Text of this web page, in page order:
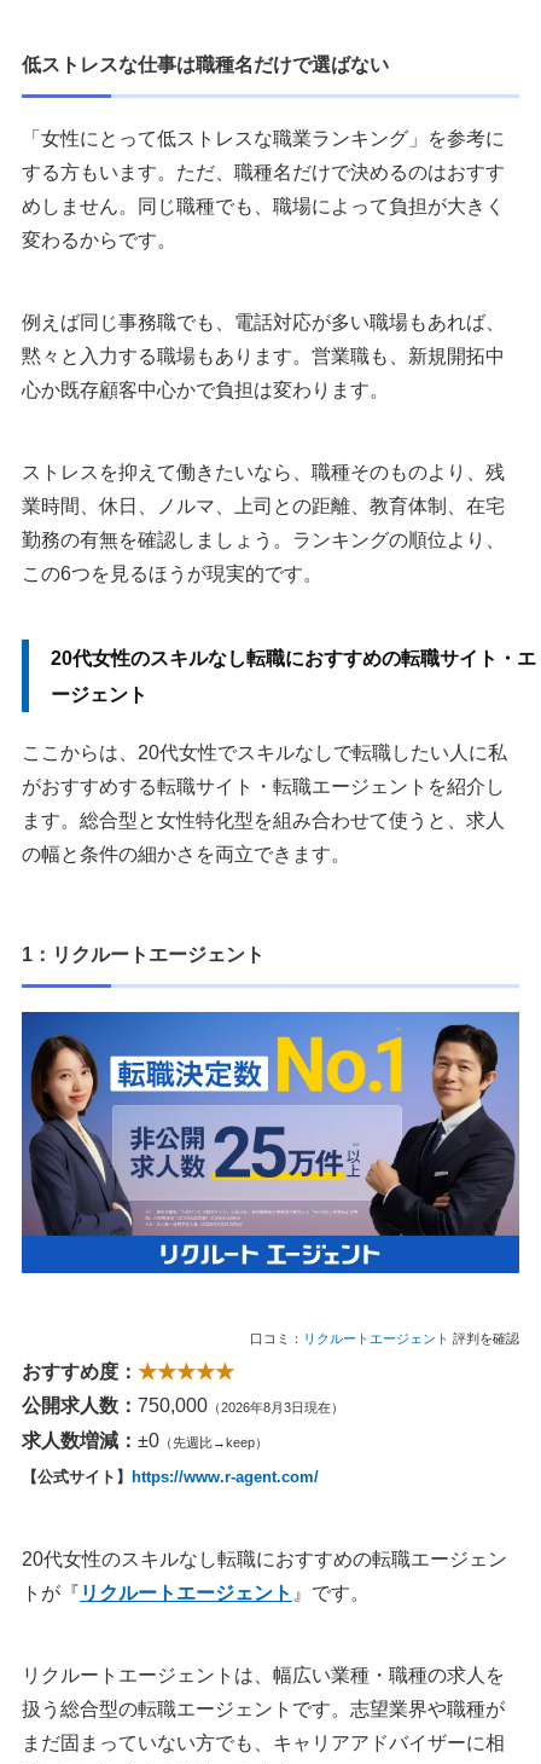
低ストレスな仕事は職種名だけで選ばない
「女性にとって低ストレスな職業ランキング」を参考に
する方もいます。ただ、職種名だけで決めるのはおすす
めしません。同じ職種でも、職場によって負担が大きく
変わるからです。
例えば同じ事務職でも、電話対応が多い職場もあれば、
黙々と入力する職場もあります。営業職も、新規開拓中
心か既存顧客中心かで負担は変わります。
ストレスを抑えて働きたいなら、職種そのものより、残
業時間、休日、ノルマ、上司との距離、教育体制、在宅
勤務の有無を確認しましょう。ランキングの順位より、
この6つを見るほうが現実的です。
20代女性のスキルなし転職におすすめの転職サイト・エ
ージェント
ここからは、20代女性でスキルなしで転職したい人に私
がおすすめする転職サイト・転職エージェントを紹介し
ます。総合型と女性特化型を組み合わせて使うと、求人
の幅と条件の細かさを両立できます。
1：リクルートエージェント
口コミ： リクルートエージェント 評判を確認
おすすめ度： ★★★★★
公開求人数： 750,000 （2026年8月3日現在）
求人数増減： ±0 （先週比→keep）
【公式サイト】 https://www.r-agent.com/
20代女性のスキルなし転職におすすめの転職エージェン
トが『 リクルートエージェント 』です。
リクルートエージェントは、幅広い業種・職種の求人を
扱う総合型の転職エージェントです。志望業界や職種が
まだ固まっていない方でも、キャリアアドバイザーに相